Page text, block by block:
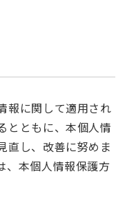
報に関して適用され
とともに、本個人情
直し、改善に努めま
、本個人情報保護方